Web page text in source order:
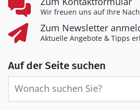
Wir freuen uns auf Ihre
Zum Newsletter
Aktuelle Angebote & Tipps
Auf der Seite suchen